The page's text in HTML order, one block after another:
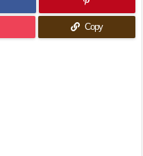
Copy